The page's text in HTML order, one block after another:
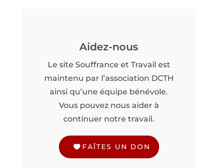
Aidez-nous
Le site Souffrance et Travail est
maintenu par l’association DCTH
ainsi qu’une équipe bénévole.
Vous pouvez nous aider à
continuer notre travail.
FAÎTES UN DON